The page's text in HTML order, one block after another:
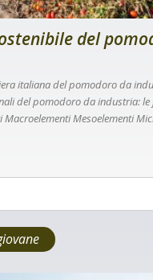
del
italiana del pomodoro da
del pomodoro da industria: le
Mesoelementi